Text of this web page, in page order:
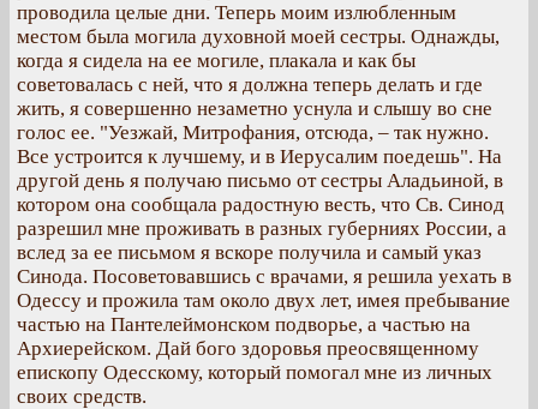
проводила целые дни. Теперь моим излюбленным
местом была могила духовной моей сестры. Однажды,
когда я сидела на ее могиле, плакала и как бы
советовалась с ней, что я должна теперь делать и где
жить, я совершенно незаметно уснула и слышу во сне
голос ее. "Уезжай, Митрофания, отсюда, – так нужно.
Все устроится к лучшему, и в Иерусалим поедешь". На
другой день я получаю письмо от сестры Аладьиной, в
котором она сообщала радостную весть, что Св. Синод
разрешил мне проживать в разных губерниях России, а
вслед за ее письмом я вскоре получила и самый указ
Синода. Посоветовавшись с врачами, я решила уехать в
Одессу и прожила там около двух лет, имея пребывание
частью на Пантелеймонском подворье, а частью на
Архиерейском. Дай бого здоровья преосвященному
епископу Одесскому, который помогал мне из личных
своих средств.